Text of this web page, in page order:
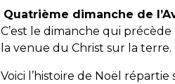
Quatrième dimanche de
C’est le dimanche qui
la venue du Christ sur la terre.
Voici l’histoire de Noël répartie